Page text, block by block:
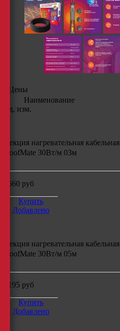
Цены
Наименование
Ед. изм.
Секция нагревательная кабельная
RoofMate 30Вт/м 03м
3660 руб
Купить
Добавлено
Секция нагревательная кабельная
RoofMate 30Вт/м 05м
4195 руб
Купить
Добавлено